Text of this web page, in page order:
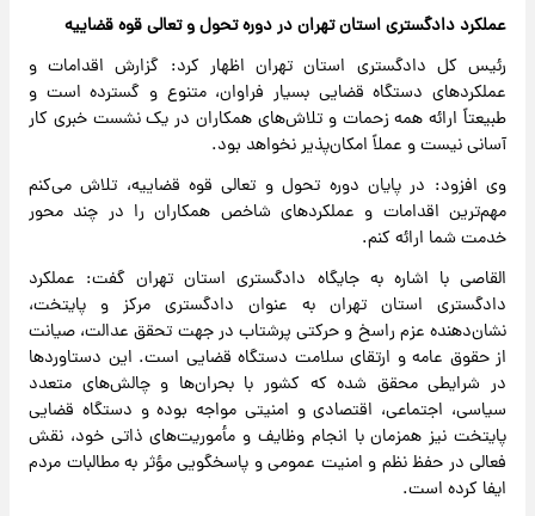
عملکرد دادگستری استان تهران در دوره تحول و تعالی قوه قضاییه
رئیس کل دادگستری استان تهران اظهار کرد: گزارش اقدامات و
عملکردهای دستگاه قضایی بسیار فراوان، متنوع و گسترده است و
طبیعتاً ارائه همه زحمات و تلاش‌های همکاران در یک نشست خبری کار
آسانی نیست و عملاً امکان‌پذیر نخواهد بود.
وی افزود: در پایان دوره تحول و تعالی قوه قضاییه، تلاش می‌کنم
مهم‌ترین اقدامات و عملکردهای شاخص همکاران را در چند محور
خدمت شما ارائه کنم.
القاصی با اشاره به جایگاه دادگستری استان تهران گفت: عملکرد
دادگستری استان تهران به عنوان دادگستری مرکز و پایتخت،
نشان‌دهنده عزم راسخ و حرکتی پرشتاب در جهت تحقق عدالت، صیانت
از حقوق عامه و ارتقای سلامت دستگاه قضایی است. این دستاوردها
در شرایطی محقق شده که کشور با بحران‌ها و چالش‌های متعدد
سیاسی، اجتماعی، اقتصادی و امنیتی مواجه بوده و دستگاه قضایی
پایتخت نیز همزمان با انجام وظایف و مأموریت‌های ذاتی خود، نقش
فعالی در حفظ نظم و امنیت عمومی و پاسخگویی مؤثر به مطالبات مردم
ایفا کرده است.